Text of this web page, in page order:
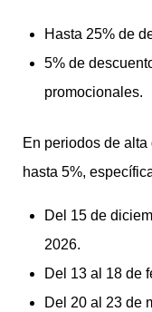
Hasta 25% de
5% de
promocionales.
En periodos de
hasta 5%,
Del 15 de
2026.
Del 13 al 18 de
Del 20 al 23 de